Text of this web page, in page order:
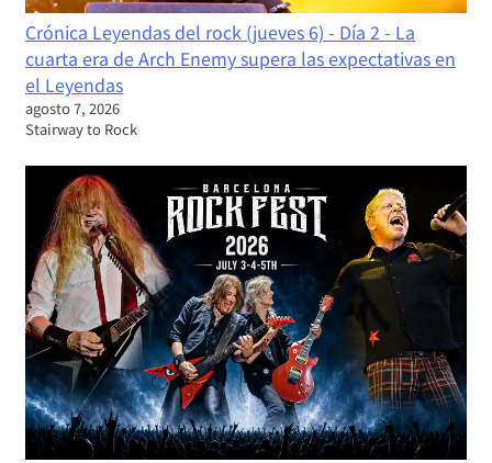
Crónica Leyendas del rock (jueves 6) - Día 2 - La
cuarta era de Arch Enemy supera las expectativas en
el Leyendas
agosto 7, 2026
Stairway to Rock